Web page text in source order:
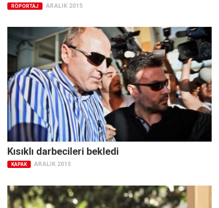
Instagram
YouTube
Editörden
Kemal Özer
Mahmut Toptaş
Yvonne Ridley
Barış Tarımcıoğlu
Ömer Kayani
Yusuf Armağan
Leyla Şerif Emin
RÖPORTAJ ARALIK 2015
Kısıklı darbecileri bekledi
KAPAK ARALIK 2015